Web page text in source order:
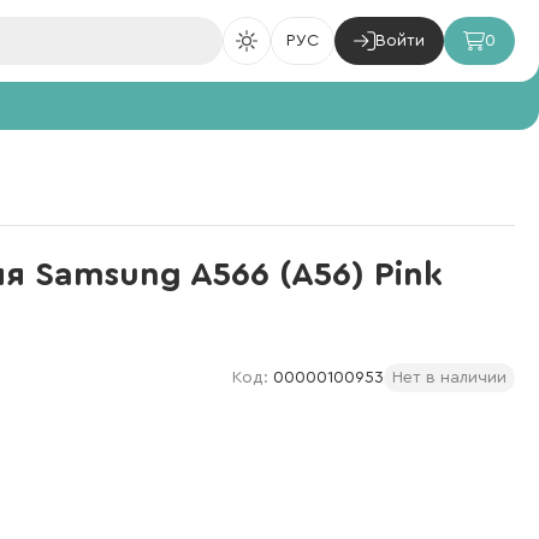
РУС Войти 0
Samsung A566 (A56) Pink
Код: 00000100953 Нет в наличии